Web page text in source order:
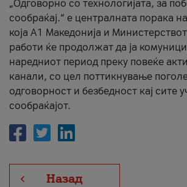
„Одговорно со технологијата, за
сообраќај.“ е централната порака
која A1 Македонија и
работи ќе продолжат да ја
наредниот период преку повеќе
канали, со цел поттикнување
одговорност и безбедност кај сите
сообраќајот.
Назад